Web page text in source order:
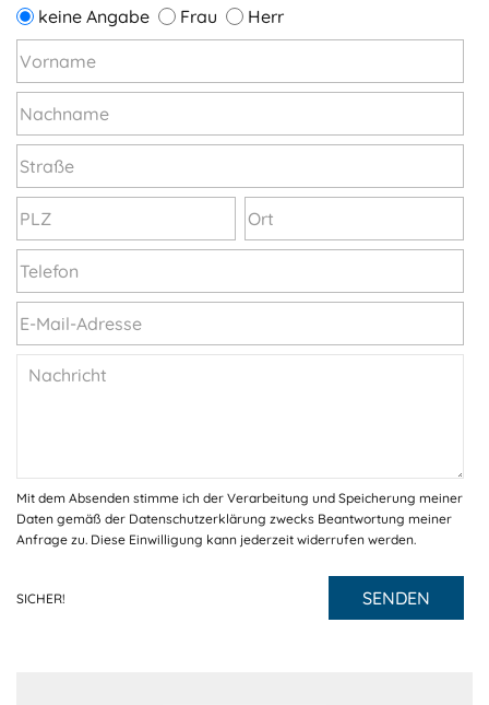
keine Angabe Frau Herr
Mit dem Absenden stimme ich der Verarbeitung und Speicherung meiner
Daten gemäß der Datenschutzerklärung zwecks Beantwortung meiner
Anfrage zu. Diese Einwilligung kann jederzeit widerrufen werden.
SICHER! SENDEN